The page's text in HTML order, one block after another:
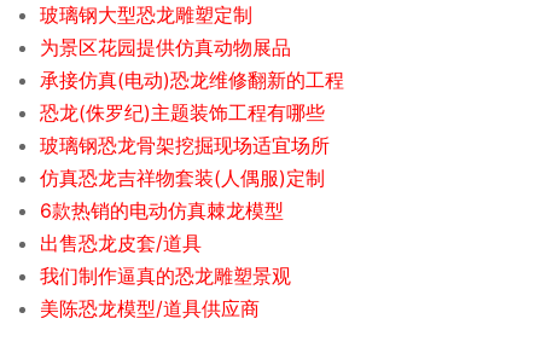
玻璃钢大型恐龙雕塑定制
为景区花园提供仿真动物展品
承接仿真(电动)恐龙维修翻新的工程
恐龙(侏罗纪)主题装饰工程有哪些
玻璃钢恐龙骨架挖掘现场适宜场所
仿真恐龙吉祥物套装(人偶服)定制
6款热销的电动仿真棘龙模型
出售恐龙皮套/道具
我们制作逼真的恐龙雕塑景观
美陈恐龙模型/道具供应商